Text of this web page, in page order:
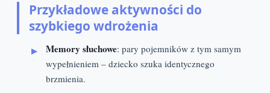
Przykładowe aktywności do
szybkiego wdrożenia
Memory słuchowe: pary pojemników z tym samym
wypełnieniem – dziecko szuka identycznego
brzmienia.